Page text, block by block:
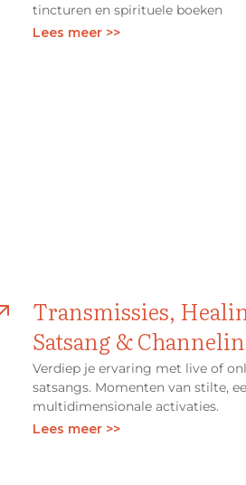
tincturen en spirituele boeken
Lees meer >>
Transmissies,
Satsang &
Verdiep je ervaring met live of
satsangs. Momenten van stilte,
multidimensionale activaties.
Lees meer >>